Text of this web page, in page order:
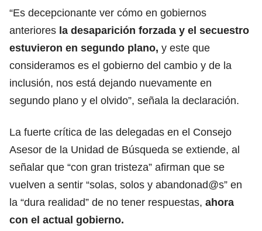
“Es decepcionante ver cómo en gobiernos
anteriores la desaparición forzada y el secuestro
estuvieron en segundo plano, y este que
consideramos es el gobierno del cambio y de la
inclusión, nos está dejando nuevamente en
segundo plano y el olvido”, señala la declaración.
La fuerte crítica de las delegadas en el Consejo
Asesor de la Unidad de Búsqueda se extiende, al
señalar que “con gran tristeza” afirman que se
vuelven a sentir “solas, solos y abandonad@s” en
la “dura realidad” de no tener respuestas, ahora
con el actual gobierno.